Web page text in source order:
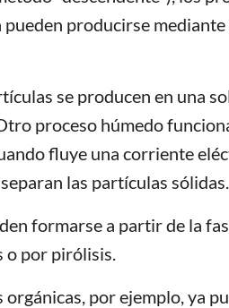
producirse
se producen en una
proceso húmedo
fluye una corriente
las partículas sólidas.
formarse a partir de la
o por pirólisis.
por ejemplo, ya